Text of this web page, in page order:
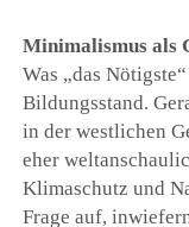
Minimalismus als
Was „das
Bildungsstand.
in der westlichen
eher
Klimaschutz und
Frage auf,